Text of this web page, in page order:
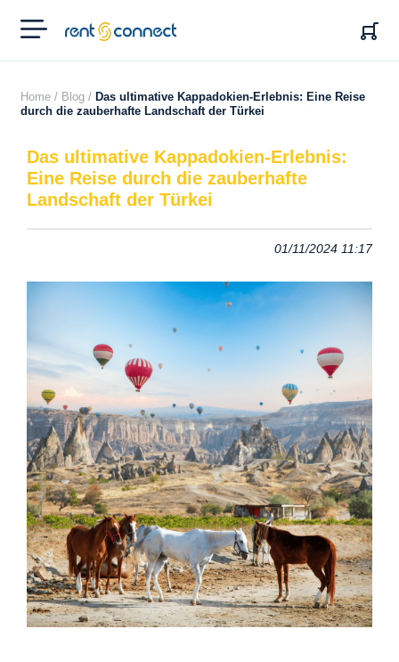
RENT'N
CONNECT
Home / Blog / Das ultimative Kappadokien-Erlebnis: Eine Reise
durch die zauberhafte Landschaft der Türkei
Das ultimative Kappadokien-Erlebnis:
Eine Reise durch die zauberhafte
Landschaft der Türkei
01/11/2024 11:17